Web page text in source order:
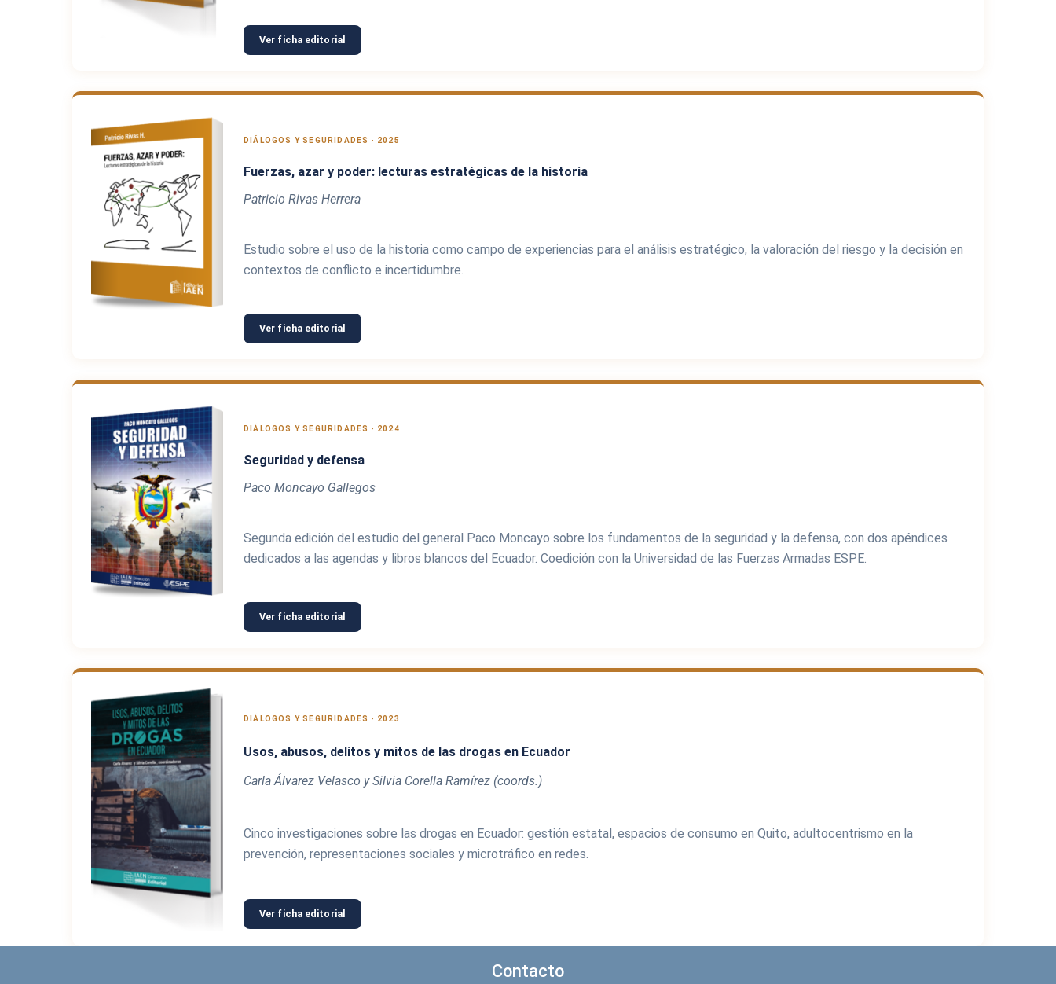
Ver ficha editorial
DIÁLOGOS Y SEGURIDADES · 2025
Fuerzas, azar y poder: lecturas estratégicas de la historia
Patricio Rivas Herrera
Estudio sobre el uso de la historia como campo de experiencias para el análisis estratégico, la valoración del riesgo y la decisión en
contextos de conflicto e incertidumbre.
Ver ficha editorial
DIÁLOGOS Y SEGURIDADES · 2024
Seguridad y defensa
Paco Moncayo Gallegos
Segunda edición del estudio del general Paco Moncayo sobre los fundamentos de la seguridad y la defensa, con dos apéndices
dedicados a las agendas y libros blancos del Ecuador. Coedición con la Universidad de las Fuerzas Armadas ESPE.
Ver ficha editorial
DIÁLOGOS Y SEGURIDADES · 2023
Usos, abusos, delitos y mitos de las drogas en Ecuador
Carla Álvarez Velasco y Silvia Corella Ramírez (coords.)
Cinco investigaciones sobre las drogas en Ecuador: gestión estatal, espacios de consumo en Quito, adultocentrismo en la
prevención, representaciones sociales y microtráfico en redes.
Ver ficha editorial
Contacto